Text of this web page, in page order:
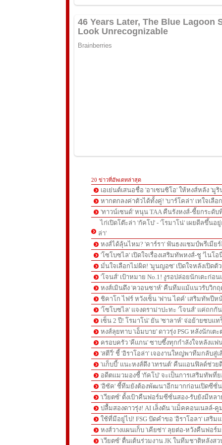
20 ข่าวที่อัพเดทล่าสุด
เอเย่นต์เสนอชื่อ 'อาเซนซิโอ' ให้หงส์หลัง 'มู
หากตกลงค่าตัวได้ทั้งคู่! 'บาร์โคล่า' เทใจเลือ
'ทาวน์เซนด์' หนุน TAA คืนรังหงส์-ชี้ยกระดั
ไก่เปิดโต๊ะล่า 'กัคโป' - 'โรมาโน่' เผยดีลขึ้นอ
ล่า'
หงส์ได้ลุ้นไหม? 'คาร์รา' ฟันธงแชมป์พรีเมีย
'โซโบซไล' เปิดใจเรื่องเสริมทัพหงส์-ชู 'ไนโ
มั่นใจเลือกไม่ผิด! 'มูนญอซ' เปิดใจหลังเปิดตั
'โจนส์' เป้าหมาย No.1! งูรอปล่อยนักเตะก่อ
หงส์เมินดึง 'ควอนซาห์' คืนทีมแม้แนวรับวิก
ชิคาโก ไฟร์ หวังเซ็น 'ฟาน ไดค์' เสริมทัพปีห
'โซโบซไล' แจงดราม่าปะทะ 'โจนส์' แค่ถกกั
เซ็น 2 ปี! โรมาโน่' ยัน 'ซาลาห์' จ่อย้ายซบแ
หงส์ลุยทาบ 'เอ็มบาย' ดาวรุ่ง PSG หลังนักเต
ครอบครัว 'คีแกน' ซาบซึ้งทุกกำลังใจหลังแฟ
'สตีวี่' ชี้ 'อิราโอล่า' เจองานใหญ่พาทีมกลับสู่
'แก็บบี้' แนะหงส์ดึง 'เทรนต์' คืนแอนฟิลด์ช่วย
อดีตแมวมองชี้ 'กัคโป' จะเป็นการเสริมทัพที่
'อิซัค' ชี้ทีมยังต้องพัฒนาอีกมากก่อนเปิดซีซั่
'เวียตซ์' ตั้งเป้าคืนฟอร์มซีซั่นสอง-รับยังมีหล
ปลื้มสองดาวรุ่ง! AI เล็งดัน 'แม็คคอนเนลล์-
ใช้ที่มีอยู่ไป! FSG ปัดคำขอ 'อิราโอลา' เสริม
หงส์วางแผนเก็บ 'เคียซ่า' ลุยต่อ-หวังคืนฟอร์
'เวียตซ์' ตื่นเต้นร่วมงาน JK ในทีมชาติหลังส